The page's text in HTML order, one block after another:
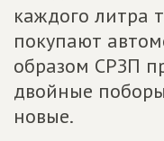
каждого литра
покупают
образом СРЗП
двойные
новые.